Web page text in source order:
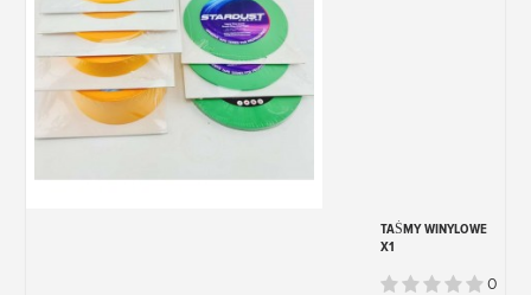
TAŚMY WINYLOWE
X1
0